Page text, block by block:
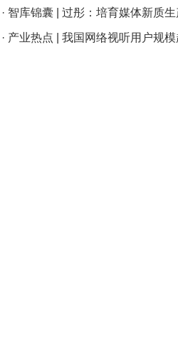
· 智库锦囊 | 过彤：培育媒体新质
视听新发展
· 产业热点 | 我国网络视听用户规